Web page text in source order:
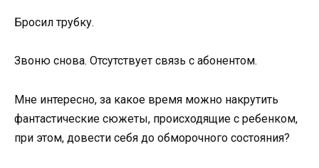
Бросил трубку.
Звоню снова. Отсутствует связь с абонентом.
Мне интересно, за какое время можно накрутить
фантастические сюжеты, происходящие с ребенком,
при этом, довести себя до обморочного состояния?